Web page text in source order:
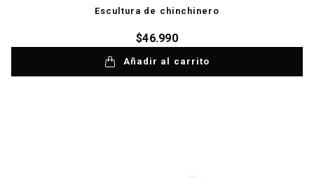
Escultura de chinchinero
$46.990
Añadir al carrito